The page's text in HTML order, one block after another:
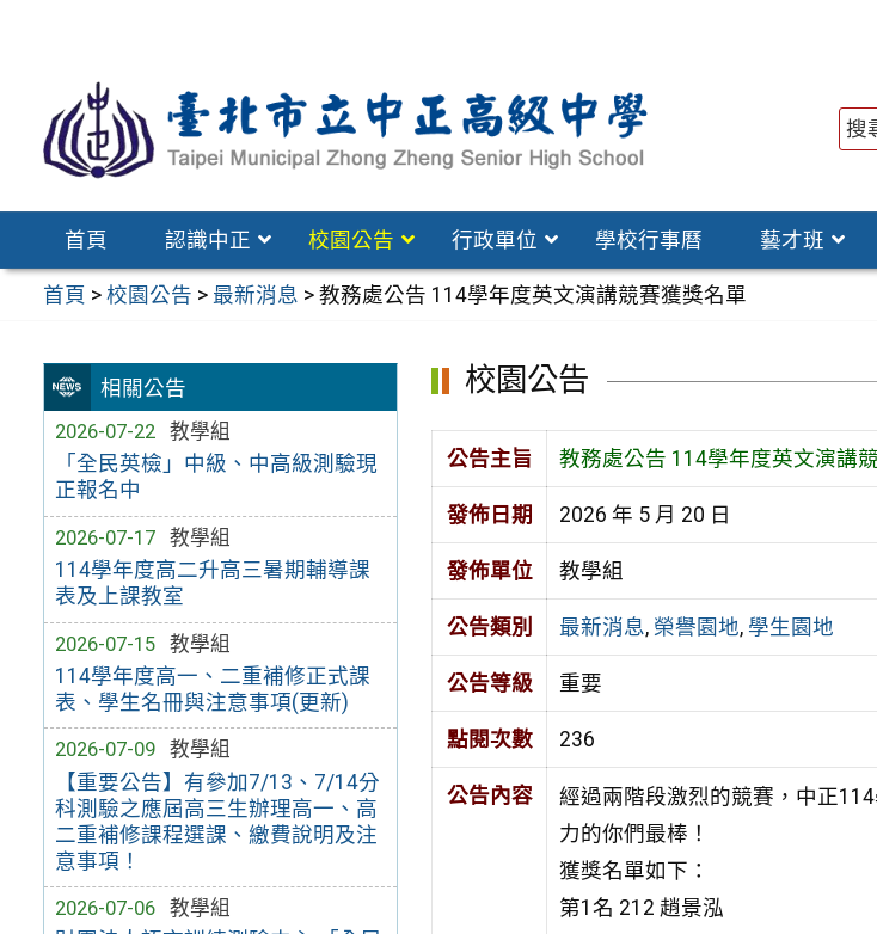
區
首頁 認識中正 校園公告 行政單位 學校行事曆 藝才班
首頁 >校園公告 > 最新消息 >教務處公告 114學年度英文演講競賽獲獎名單
相關公告
2026-07-22
教學組
「全民英檢」中級、中高級測驗現
正報名中
2026-07-17
教學組
114學年度高二升高三暑期輔導課
表及上課教室
2026-07-15
教學組
114學年度高一、二重補修正式課
表、學生名冊與注意事項(更新)
2026-07-09
教學組
【重要公告】有參加7/13、7/14分
科測驗之應屆高三生辦理高一、高
二重補修課程選課、繳費說明及注
意事項！
2026-07-06
教學組
校園公告
公告主旨 教務處公告 114學年度英文演講
發佈日期 2026 年 5 月 20 日
發佈單位 教學組
公告類別 最新消息, 榮譽園地, 學生園地
公告等級 重要
點閱次數 236
公告內容
經過兩階段激烈的競賽，中正
力的你們最棒！
獲獎名單如下：
第1名 212 趙景泓